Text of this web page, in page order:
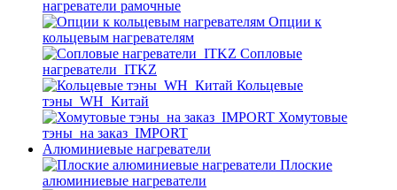
нагреватели рамочные
Опции к
кольцевым нагревателям
Cопловые
нагреватели_ITKZ
Кольцевые
тэны_WH_Китай
Хомутовые
тэны_на заказ_IMPORT
Алюминиевые нагреватели
Плоские
алюминиевые нагреватели